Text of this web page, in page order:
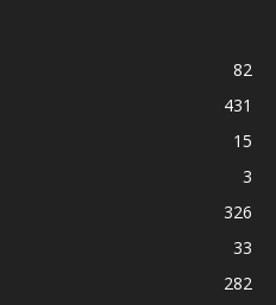
82
431
15
3
326
33
282